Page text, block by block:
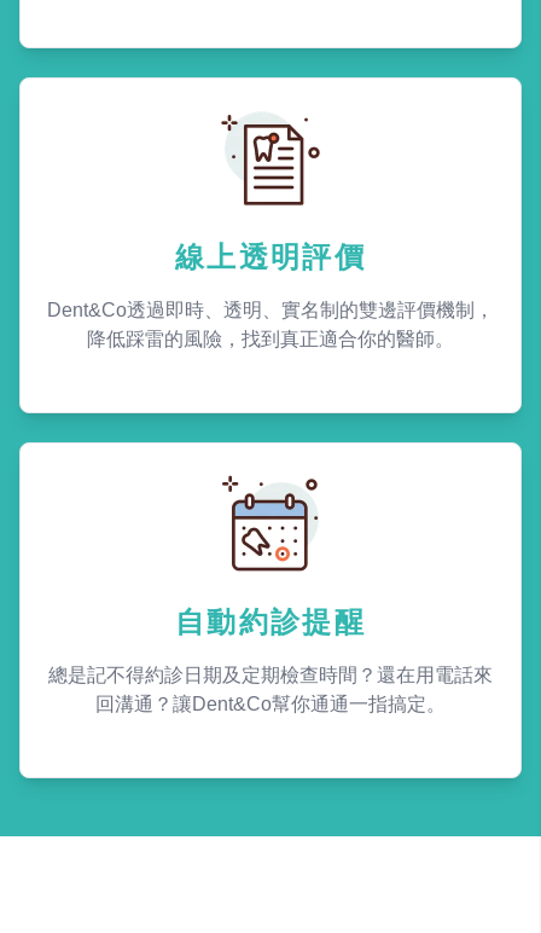
線上透明評價
Dent&Co透過即時、透明、實名制的雙邊評價機制，
降低踩雷的風險，找到真正適合你的醫師。
自動約診提醒
總是記不得約診日期及定期檢查時間？還在用電話來
回溝通？讓Dent&Co幫你通通一指搞定。